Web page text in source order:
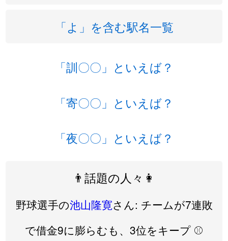
「よ」を含む駅名一覧
「訓〇〇」といえば？
「寄〇〇」といえば？
「夜〇〇」といえば？
👨話題の人々👩
野球選手の池山隆寛さん: チームが7連敗
で借金9に膨らむも、3位をキープ ⚾️